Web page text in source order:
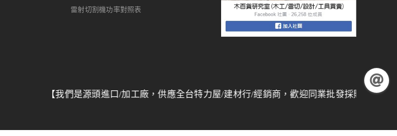
雷射切割機功率對照表
【我們是源頭進口/加工廠，供應全台特力屋/建材行/經銷商，歡迎同業批發採購，量大另有折扣